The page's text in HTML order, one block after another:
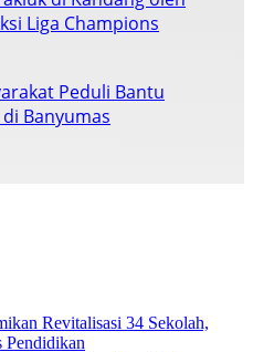
Liga Champions
Peduli Bantu
Banyumas